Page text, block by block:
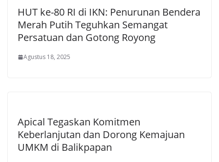
HUT ke-80 RI di IKN: Penurunan Bendera
Merah Putih Teguhkan Semangat
Persatuan dan Gotong Royong
Agustus 18, 2025
Apical Tegaskan Komitmen
Keberlanjutan dan Dorong Kemajuan
UMKM di Balikpapan